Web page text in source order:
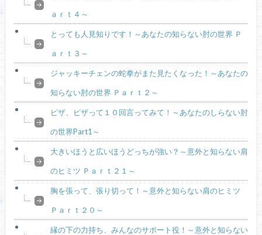
ａｒｔ４～
とっても人見知りです！～あなたの知らない肘の世界 Ｐ
ａｒｔ３～
ジャッキーチェンの蛇拳がまた見たくなった！～あなたの
知らない肘の世界 Ｐａｒｔ２～
ピザ、ピザって１０回言ってみて！～あなたのしらない肘
の世界Part1～
大きいほうと広いほうどっちが強い？～意外と知らない肩
のヒミツ Ｐａｒｔ２１～
胸を張って、張り切って！～意外と知らない肩のヒミツ
Ｐａｒｔ２０～
縁の下の力持ち、みんなのサポート役！～意外と知らない